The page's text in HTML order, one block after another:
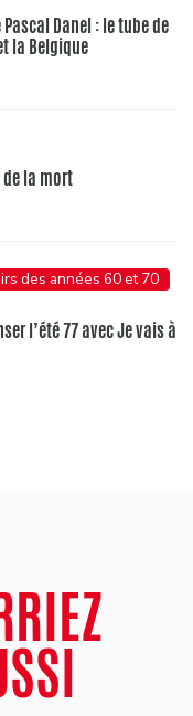
Pascal Danel : le tube de
la Belgique
de la mort
des années 60 et 70
l’été 77 avec Je vais à